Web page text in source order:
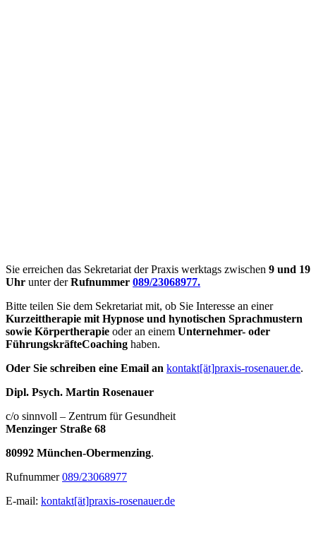
Sie erreichen das Sekretariat der Praxis werktags zwischen 9 und 19
Uhr unter derRufnummer 089/23068977.
Bitte teilen Sie dem Sekretariat mit, ob Sie Interesse an einer
Kurzeittherapie mit Hypnose und hynotischen Sprachmustern
sowie Körpertherapie oder an einem Unternehmer- oder
FührungskräfteCoaching haben.
Oder Sie schreiben eine Email an kontakt[ät]praxis-rosenauer.de.
Dipl. Psych. Martin Rosenauer
c/o sinnvoll – Zentrum für Gesundheit
Menzinger Straße 68
80992 München-Obermenzing.
Rufnummer089/23068977
E-mail: kontakt[ät]praxis-rosenauer.de